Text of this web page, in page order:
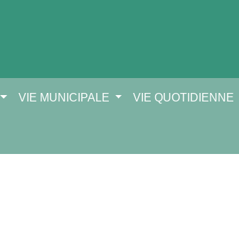
VIE MUNICIPALE VIE QUOTIDIENNE